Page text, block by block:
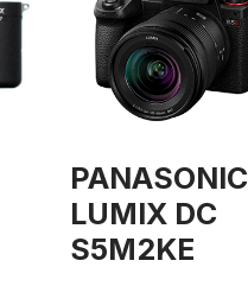
PANASONIC
LUMIX DC
S5M2KE